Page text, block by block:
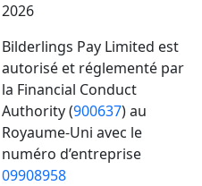
2026
Bilderlings Pay Limited est
autorisé et réglementé par
la Financial Conduct
Authority (900637) au
Royaume-Uni avec le
numéro d’entreprise
09908958